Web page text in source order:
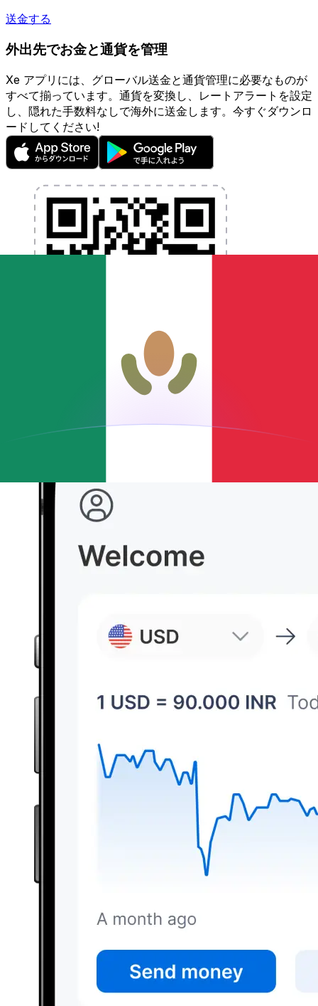
送金する
外出先でお金と通貨を管理
Xe アプリには、グローバル送金と通貨管理に必要なものが
すべて揃っています。通貨を変換し、レートアラートを設定
し、隠れた手数料なしで海外に送金します。今すぐダウンロ
ードしてください!